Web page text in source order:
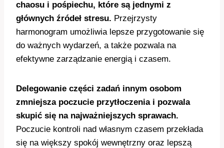
chaosu i pośpiechu, które są jednymi z
głównych źródeł stresu. Przejrzysty
harmonogram umożliwia lepsze przygotowanie się
do ważnych wydarzeń, a także pozwala na
efektywne zarządzanie energią i czasem.
Delegowanie części zadań innym osobom
zmniejsza poczucie przytłoczenia i pozwala
skupić się na najważniejszych sprawach.
Poczucie kontroli nad własnym czasem przekłada
się na większy spokój wewnętrzny oraz lepszą